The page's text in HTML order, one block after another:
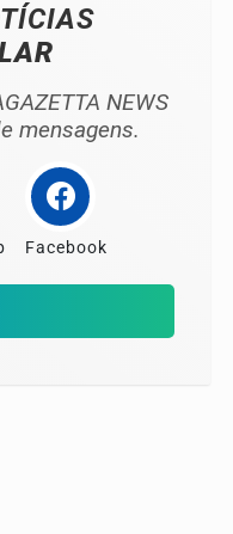
NEWS
mensagens.
Facebook